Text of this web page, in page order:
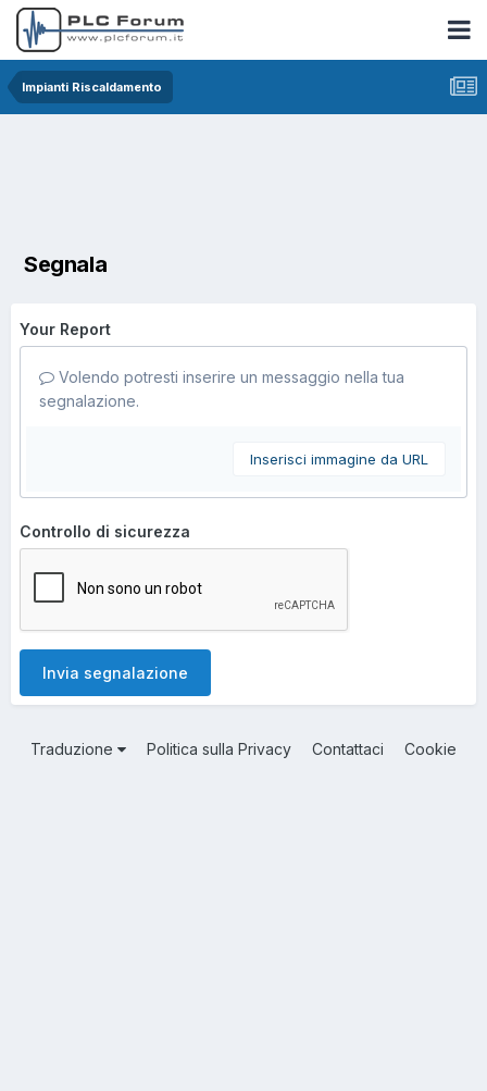
Impianti Riscaldamento
Segnala
Your Report
Volendo potresti inserire un messaggio nella tua
segnalazione.
Inserisci immagine da URL
Controllo di sicurezza
Invia segnalazione
Traduzione Politica sulla Privacy Contattaci Cookie